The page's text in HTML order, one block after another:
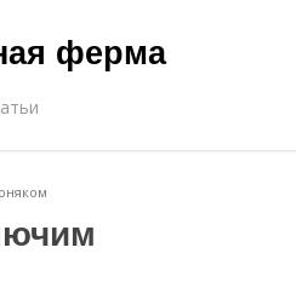
ферма